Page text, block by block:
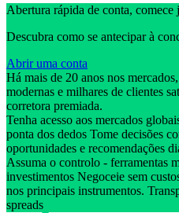
Abertura rápida de conta, comece
Descubra como se antecipar à
Abrir uma conta
Há mais de 20 anos nos
modernas e milhares de clientes
corretora premiada.
Tenha acesso aos mercados
ponta dos dedos Tome decisões
oportunidades e recomendações
Assuma o controlo - ferramentas
investimentos Negoceie sem
nos principais instrumentos.
spreads